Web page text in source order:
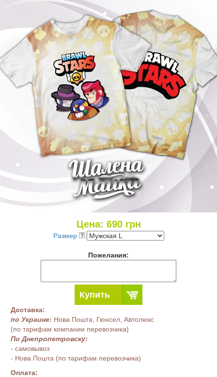
Цена: 690грн
Размер :
Пожелания:
Купить
Доставка:
по Украине: Нова Пошта, Гюнсел, Автолюкс
(по тарифам компании перевозчика)
По Днепропетровску:
- самовывоз
- Нова Пошта (по тарифам перевозчика)
Оплата: